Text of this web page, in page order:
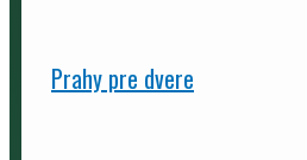
Prahy pre dvere